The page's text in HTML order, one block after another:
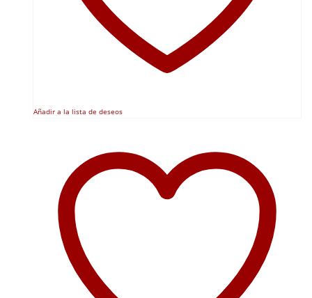
Añadir a la lista de deseos